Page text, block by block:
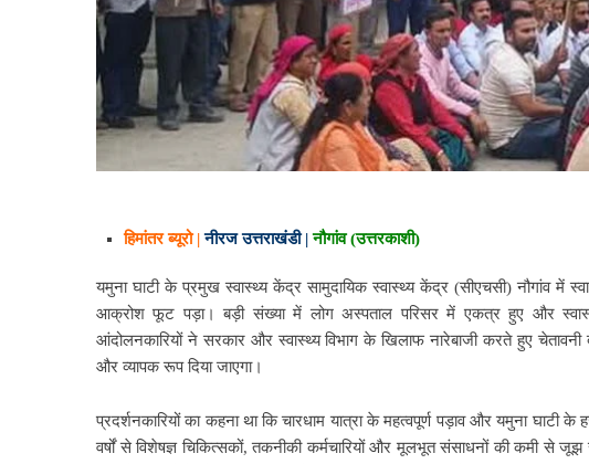
हिमांतर ब्यूरो |नीरज उत्तराखंडी | नौगांव (उत्तरकाशी)
यमुना घाटी के प्रमुख स्वास्थ्य केंद्र सामुदायिक स्वास्थ्य केंद्र (सीएचसी) नौगांव में
आक्रोश फूट पड़ा। बड़ी संख्या में लोग अस्पताल परिसर में एकत्र हुए और
आंदोलनकारियों ने सरकार और स्वास्थ्य विभाग के खिलाफ नारेबाजी करते हुए
और व्यापक रूप दिया जाएगा।
प्रदर्शनकारियों का कहना था कि चारधाम यात्रा के महत्वपूर्ण पड़ाव और यमुना घाटी
वर्षों से विशेषज्ञ चिकित्सकों, तकनीकी कर्मचारियों और मूलभूत संसाधनों की कमी से जूझ